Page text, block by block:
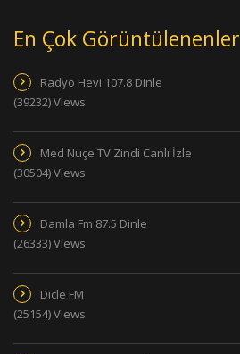
En Çok Görüntülenenler
Radyo Hevi 107.8 Dinle
(39232) Views
Med Nuçe TV Zindi Canlı İzle
(30504) Views
Damla Fm 87.5 Dinle
(26333) Views
Dicle FM
(25154) Views